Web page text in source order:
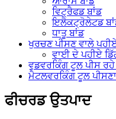
ਵਿਟ੍ਰੈਫਡ ਬਾਂਡ
ਇਲੈਕਟ੍ਰੋਲੇਟਡ
ਧਾਤੂ ਬਾਂਡ
ਖੁਰਚਣ ਪੀਸਣ ਵਾਲੇ
ਵਾਈ ਦੇ ਪਹੀਏ
ਵੁਡਵਰਕਿੰਗ ਟੂਲ ਪੀਸ ਰਹੇ
ਮੈਟਲਵਰਕਿੰਗ ਟੂਲ
ਫੀਚਰਡ ਉਤਪਾਦ